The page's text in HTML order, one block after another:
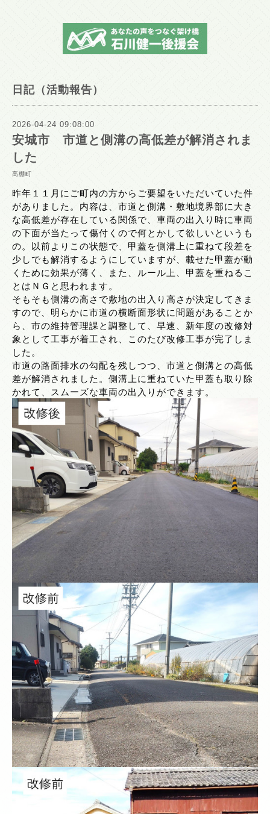
日記（活動報告）
2026-04-24 09:08:00
安城市 市道と側溝の高低差が解消されま
した
高棚町
昨年１１月にご町内の方からご要望をいただいていた件
がありました。内容は、市道と側溝・敷地境界部に大き
な高低差が存在している関係で、車両の出入り時に車両
の下面が当たって傷付くので何とかして欲しいというも
の。以前よりこの状態で、甲蓋を側溝上に重ねて段差を
少しでも解消するようにしていますが、載せた甲蓋が動
くために効果が薄く、また、ルール上、甲蓋を重ねるこ
とはＮＧと思われます。
そもそも側溝の高さで敷地の出入り高さが決定してきま
すので、明らかに市道の横断面形状に問題があることか
ら、市の維持管理課と調整して、早速、新年度の改修対
象として工事が着工され、このたび改修工事が完了しま
した。
市道の路面排水の勾配を残しつつ、市道と側溝との高低
差が解消されました。側溝上に重ねていた甲蓋も取り除
かれて、スムーズな車両の出入りができます。